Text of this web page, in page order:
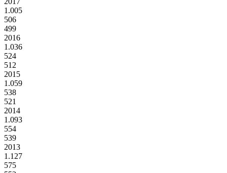
1.005
506
499
2016
1.036
524
512
2015
1.059
538
521
2014
1.093
554
539
2013
1.127
575